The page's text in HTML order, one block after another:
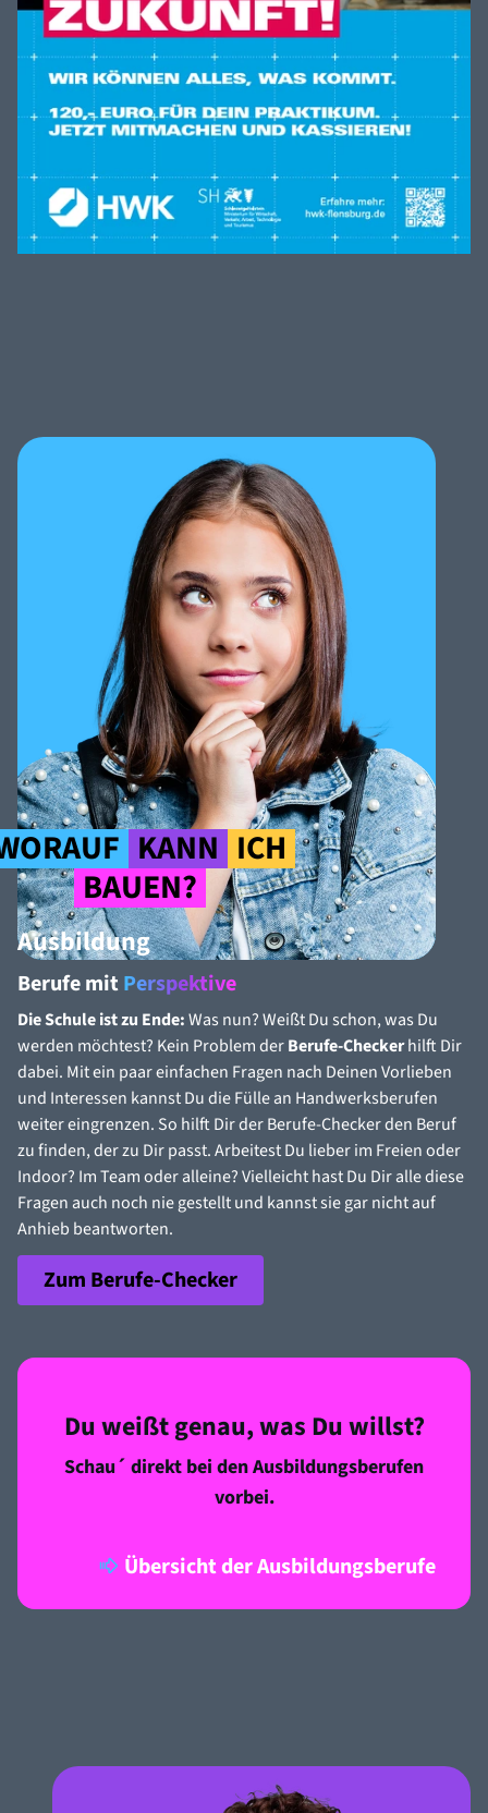
KANN ICH
BAUEN?
Ausbildung
Berufe mitPerspektive
Die Schule ist zu Ende:Was nun? Weißt Du schon, was Du
werden möchtest? Kein Problem derBerufe-Checkerhilft Dir
dabei. Mit ein paar einfachen Fragen nach Deinen Vorlieben
und Interessen kannst Du die Fülle an Handwerksberufen
weiter eingrenzen. So hilft Dir der Berufe-Checker den Beruf
zu finden, der zu Dir passt. Arbeitest Du lieber im Freien oder
Indoor? Im Team oder alleine? Vielleicht hast Du Dir alle diese
Fragen auch noch nie gestellt und kannst sie gar nicht auf
Anhieb beantworten.
Zum Berufe-Checker
Du weißt genau, was Du willst?
Schau´ direkt bei den Ausbildungsberufen
vorbei.
Übersicht der Ausbildungsberufe